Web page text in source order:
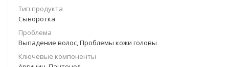
Тип продукта
Сыворотка
Проблема
Выпадение волос, Проблемы кожи головы
Ключевые компоненты